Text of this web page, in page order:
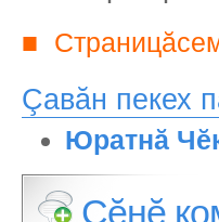
■
Çавăн пекех
Юратнă
Çĕнĕ